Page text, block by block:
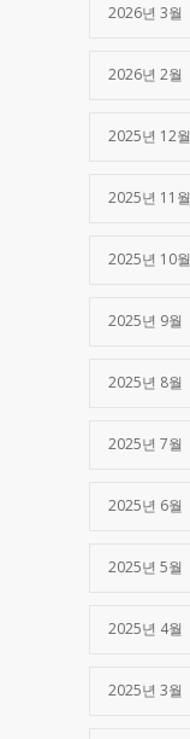
2026년 3월
2026년 2월
2025년 12월
2025년 11월
2025년 10월
2025년 9월
2025년 8월
2025년 7월
2025년 6월
2025년 5월
2025년 4월
2025년 3월